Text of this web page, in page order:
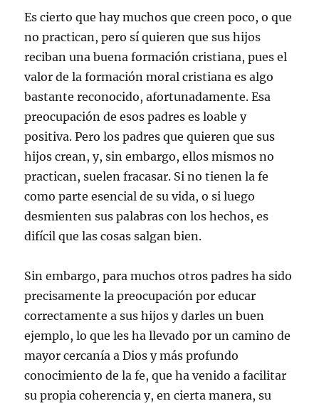
Es cierto que hay muchos que creen poco, o que
no practican, pero sí quieren que sus hijos
reciban una buena formación cristiana, pues el
valor de la formación moral cristiana es algo
bastante reconocido, afortunadamente. Esa
preocupación de esos padres es loable y
positiva. Pero los padres que quieren que sus
hijos crean, y, sin embargo, ellos mismos no
practican, suelen fracasar. Si no tienen la fe
como parte esencial de su vida, o si luego
desmienten sus palabras con los hechos, es
difícil que las cosas salgan bien.
Sin embargo, para muchos otros padres ha sido
precisamente la preocupación por educar
correctamente a sus hijos y darles un buen
ejemplo, lo que les ha llevado por un camino de
mayor cercanía a Dios y más profundo
conocimiento de la fe, que ha venido a facilitar
su propia coherencia y, en cierta manera, su